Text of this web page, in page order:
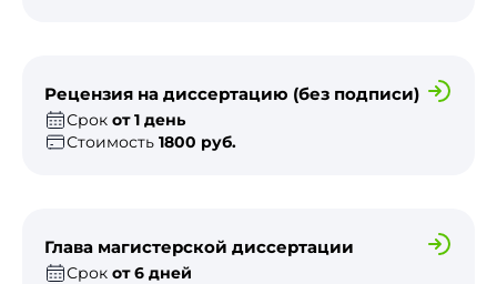
Рецензия на диссертацию (без подписи)
Срок от 1 день
Стоимость 1800 руб.
Глава магистерской диссертации
Срок от 6 дней